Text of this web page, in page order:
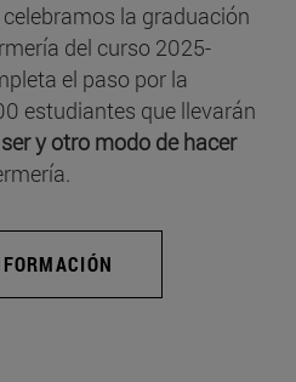
la graduación
del curso 2025-
el paso por la
estudiantes que llevarán
y otro modo de hacer